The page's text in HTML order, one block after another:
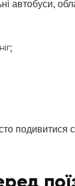
автобуси,
подивитися